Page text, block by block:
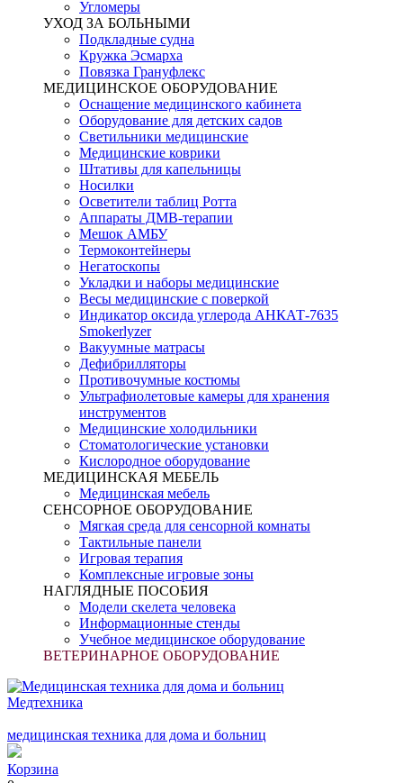
Угломеры
УХОД ЗА БОЛЬНЫМИ
Подкладные судна
Кружка Эсмарха
Повязка Грануфлекс
МЕДИЦИНСКОЕ ОБОРУДОВАНИЕ
Оснащение медицинского кабинета
Оборудование для детских садов
Светильники медицинские
Медицинские коврики
Штативы для капельницы
Носилки
Осветители таблиц Ротта
Аппараты ДМВ-терапии
Мешок АМБУ
Термоконтейнеры
Негатоскопы
Укладки и наборы медицинские
Весы медицинские с поверкой
Индикатор оксида углерода АНКАТ-7635
Smokerlyzer
Вакуумные матрасы
Дефибрилляторы
Противочумные костюмы
Ультрафиолетовые камеры для хранения
инструментов
Медицинские холодильники
Стоматологические установки
Кислородное оборудование
МЕДИЦИНСКАЯ МЕБЕЛЬ
Медицинская мебель
СЕНСОРНОЕ ОБОРУДОВАНИЕ
Мягкая среда для сенсорной комнаты
Тактильные панели
Игровая терапия
Комплексные игровые зоны
НАГЛЯДНЫЕ ПОСОБИЯ
Модели скелета человека
Информационные стенды
Учебное медицинское оборудование
ВЕТЕРИНАРНОЕ ОБОРУДОВАНИЕ
Медтехника
медицинская техника для дома и больниц
Корзина